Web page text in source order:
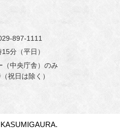
897-1111
分（平日）
（中央庁舎）のみ
祝日は除く）